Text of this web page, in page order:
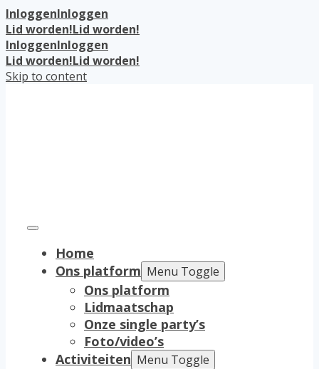
InloggenInloggen
Lid worden!Lid worden!
InloggenInloggen
Lid worden!Lid worden!
Skip to content
Home
Ons platform Menu Toggle
Ons platform
Lidmaatschap
Onze single party’s
Foto/video’s
Activiteiten Menu Toggle